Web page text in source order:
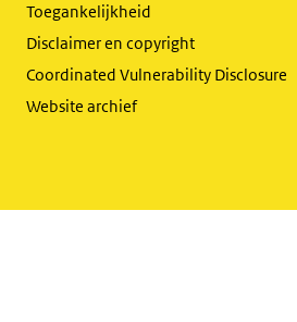
Toegankelijkheid
Disclaimer en copyright
Coordinated Vulnerability Disclosure
Website archief